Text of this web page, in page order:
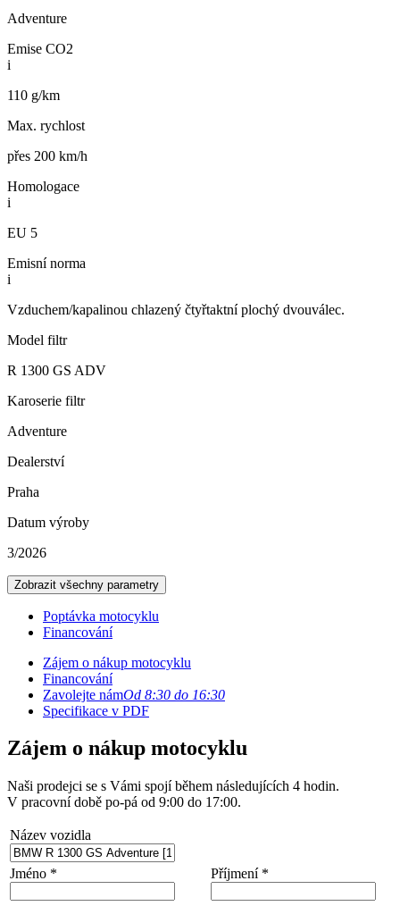
Adventure
Emise CO2
i
110 g/km
Max. rychlost
přes 200 km/h
Homologace
i
EU 5
Emisní norma
i
Vzduchem/kapalinou chlazený čtyřtaktní plochý dvouválec.
Model filtr
R 1300 GS ADV
Karoserie filtr
Adventure
Dealerství
Praha
Datum výroby
3/2026
Zobrazit všechny parametry
Poptávka motocyklu
Financování
Zájem o nákup motocyklu
Financování
Zavolejte námOd 8:30 do 16:30
Specifikace v PDF
Zájem o nákup motocyklu
Naši prodejci se s Vámi spojí během následujících 4 hodin.
V pracovní době po-pá od 9:00 do 17:00.
Název vozidla
Jméno * Příjmení *